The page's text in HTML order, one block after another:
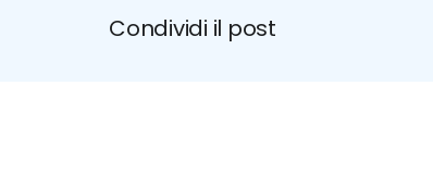
Condividi il post